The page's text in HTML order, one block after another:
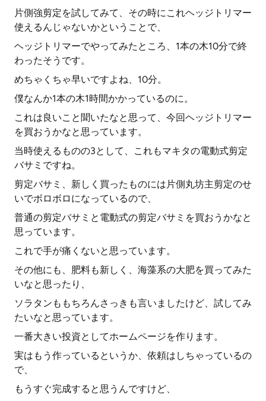
片側強剪定を試してみて、その時にこれヘッジトリマー
使えるんじゃないかということで、
ヘッジトリマーでやってみたところ、1本の木10分で終
わったそうです。
めちゃくちゃ早いですよね、10分。
僕なんか1本の木1時間かかっているのに。
これは良いこと聞いたなと思って、今回ヘッジトリマー
を買おうかなと思っています。
当時使えるものの3として、これもマキタの電動式剪定
バサミですね。
剪定バサミ、新しく買ったものには片側丸坊主剪定のせ
いでボロボロになっているので、
普通の剪定バサミと電動式の剪定バサミを買おうかなと
思っています。
これで手が痛くないと思っています。
その他にも、肥料も新しく、海藻系の大肥を買ってみた
いなと思ったり、
ソラタンももちろんさっきも言いましたけど、試してみ
たいなと思っています。
一番大きい投資としてホームページを作ります。
実はもう作っているというか、依頼はしちゃっているの
で、
もうすぐ完成すると思うんですけど、